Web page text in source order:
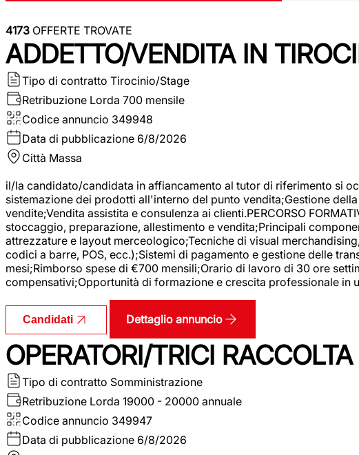
4173 OFFERTE TROVATE
ADDETTO/VENDITA IN
Tipo di contratto Tirocinio/Stage
Retribuzione Lorda 700 mensile
Codice annuncio 349948
Data di pubblicazione 6/8/2026
Città Massa
il/la candidato/candidata in affiancamento al tutor di riferimento si
sistemazione dei prodotti all'interno del punto vendita;Gestione
vendite;Vendita assistita e consulenza ai clienti.PERCORSO
stoccaggio, preparazione, allestimento e vendita;Principali
attrezzature e layout merceologico;Tecniche di visual
codici a barre, POS, ecc.);Sistemi di pagamento e gestione delle
mesi;Rimborso spese di €700 mensili;Orario di lavoro di 30 ore
compensativi;Opportunità di formazione e crescita professionale in
Candidati Dettaglio annuncio
OPERATORI/TRICI
Tipo di contratto Somministrazione
Retribuzione Lorda 19000 - 20000 annuale
Codice annuncio 349947
Data di pubblicazione 6/8/2026